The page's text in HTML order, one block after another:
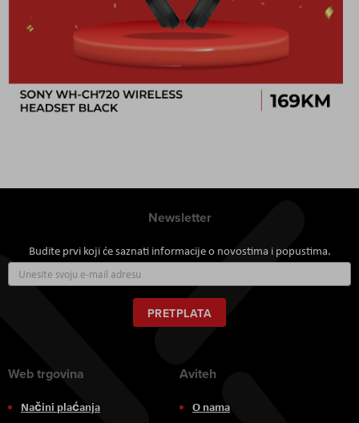
Newsletter
Budite prvi koji će saznati informacije o novostima i popustima.
se
za
naš
newsletter:
PRETPLATA
Web trgovina
Načini plaćanja
Aviteh
O nama